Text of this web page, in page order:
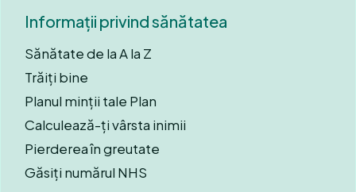
Informații privind sănătatea
Sănătate de la A la Z
Trăiți bine
Planul minții tale Plan
Calculează-ți vârsta inimii
Pierderea în greutate
Găsiți numărul NHS